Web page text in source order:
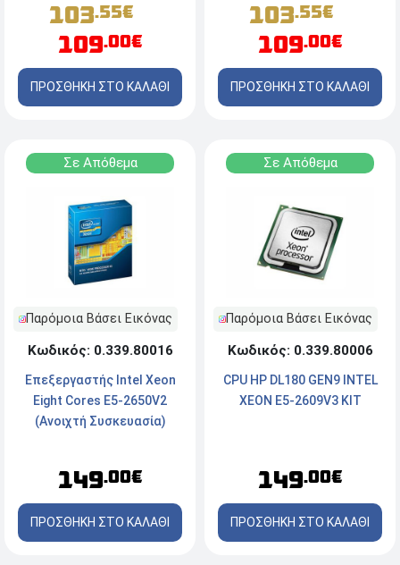
103.55€
109.00€
ΠΡΟΣΘΗΚΗ ΣΤΟ ΚΑΛΑΘΙ
103.55€
109.00€
ΠΡΟΣΘΗΚΗ ΣΤΟ ΚΑΛΑΘΙ
Σε Απόθεμα
Παρόμοια Βάσει Εικόνας
Κωδικός: 0.339.80016
Επεξεργαστής Intel Xeon
Eight Cores E5-2650V2
(Ανοιχτή Συσκευασία)
149.00€
ΠΡΟΣΘΗΚΗ ΣΤΟ ΚΑΛΑΘΙ
Σε Απόθεμα
Παρόμοια Βάσει Εικόνας
Κωδικός: 0.339.80006
CPU HP DL180 GEN9 INTEL
XEON E5-2609V3 KIT
149.00€
ΠΡΟΣΘΗΚΗ ΣΤΟ ΚΑΛΑΘΙ